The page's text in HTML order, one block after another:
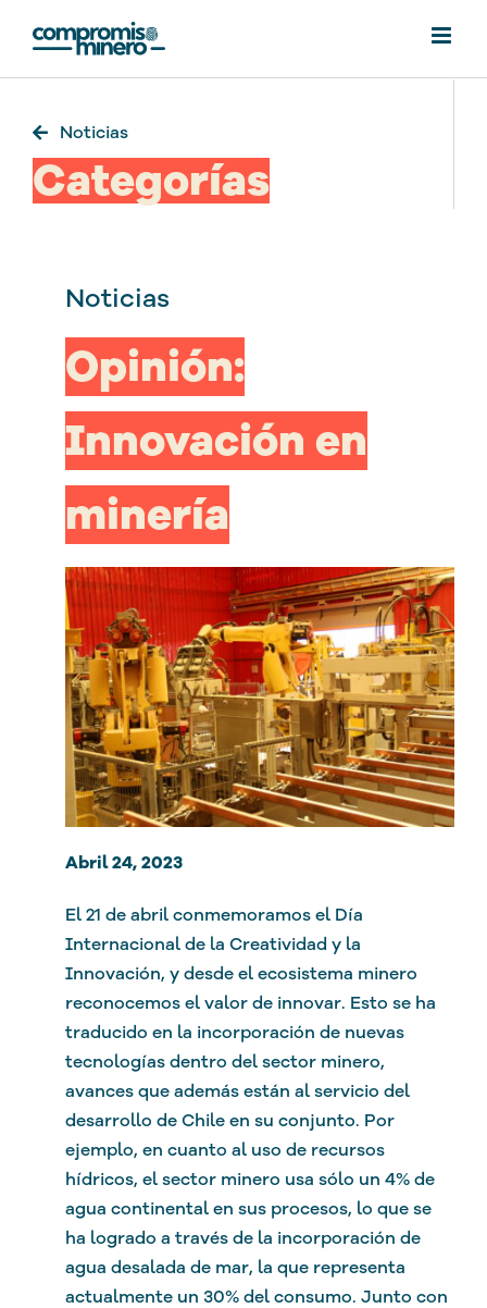
contenido
Noticias
Categorías
Noticias
Opinión:
Innovación en
minería
Abril 24, 2023
El 21 de abril conmemoramos el Día
Internacional de la Creatividad y la
Innovación, y desde el ecosistema minero
reconocemos el valor de innovar. Esto se ha
traducido en la incorporación de nuevas
tecnologías dentro del sector minero,
avances que además están al servicio del
desarrollo de Chile en su conjunto. Por
ejemplo, en cuanto al uso de recursos
hídricos, el sector minero usa sólo un 4% de
agua continental en sus procesos, lo que se
ha logrado a través de la incorporación de
agua desalada de mar, la que representa
actualmente un 30% del consumo. Junto con